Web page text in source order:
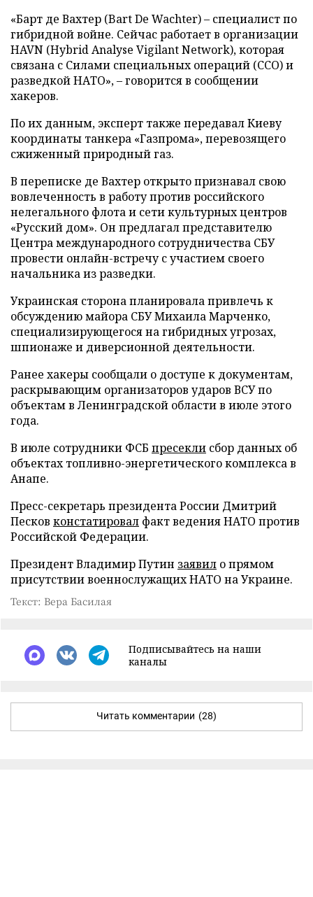
«Барт де Вахтер (Bart De Wachter) – специалист по
гибридной войне. Сейчас работает в организации
HAVN (Hybrid Analyse Vigilant Network), которая
связана с Силами специальных операций (ССО) и
разведкой НАТО», – говорится в сообщении
хакеров.
По их данным, эксперт также передавал Киеву
координаты танкера «Газпрома», перевозящего
сжиженный природный газ.
В переписке де Вахтер открыто признавал свою
вовлеченность в работу против российского
нелегального флота и сети культурных центров
«Русский дом». Он предлагал представителю
Центра международного сотрудничества СБУ
провести онлайн-встречу с участием своего
начальника из разведки.
Украинская сторона планировала привлечь к
обсуждению майора СБУ Михаила Марченко,
специализирующегося на гибридных угрозах,
шпионаже и диверсионной деятельности.
Ранее хакеры сообщали о доступе к документам,
раскрывающим организаторов ударов ВСУ по
объектам в Ленинградской области в июле этого
года.
В июле сотрудники ФСБ пресекли сбор данных об
объектах топливно-энергетического комплекса в
Анапе.
Пресс-секретарь президента России Дмитрий
Песков констатировал факт ведения НАТО против
Российской Федерации.
Президент Владимир Путин заявил о прямом
присутствии военнослужащих НАТО на Украине.
Текст: Вера Басилая
Подписывайтесь на наши
каналы
Читать комментарии (28)